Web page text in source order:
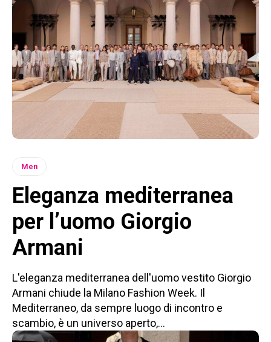
Men
Eleganza mediterranea
per l’uomo Giorgio
Armani
L'eleganza mediterranea dell'uomo vestito Giorgio
Armani chiude la Milano Fashion Week. Il
Mediterraneo, da sempre luogo di incontro e
scambio, è un universo aperto,...